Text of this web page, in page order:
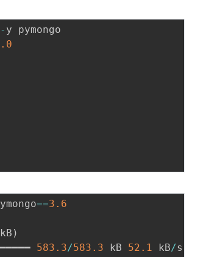
- y pymongo
.0
==3.6
kB )
583.3/583.3 kB 52.1 kB/s